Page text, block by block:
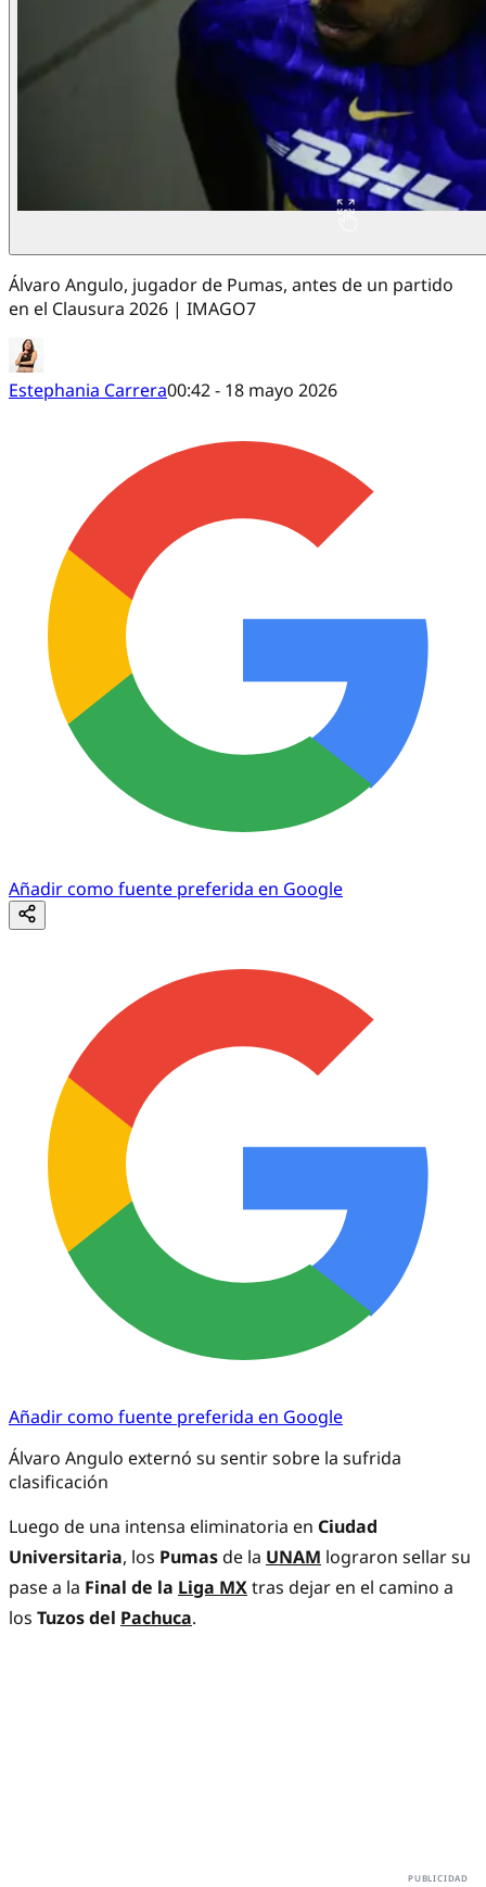
Álvaro Angulo, jugador de Pumas, antes de un partido
en el Clausura 2026 | IMAGO7
Estephania Carrera00:42 - 18 mayo 2026
Añadir como fuente preferida en Google
Añadir como fuente preferida en Google
Álvaro Angulo externó su sentir sobre la sufrida
clasificación
Luego de una intensa eliminatoria en Ciudad
Universitaria, los Pumasde la UNAM lograron sellar su
pase a la Final de la Liga MXtras dejar en el camino a
los Tuzos del Pachuca.